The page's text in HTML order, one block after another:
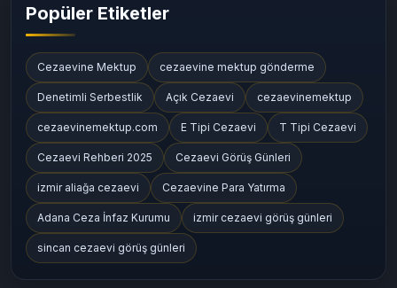
Popüler Etiketler
Cezaevine Mektup cezaevine mektup gönderme
Denetimli Serbestlik Açık Cezaevi cezaevinemektup
cezaevinemektup.com E Tipi Cezaevi T Tipi Cezaevi
Cezaevi Rehberi 2025 Cezaevi Görüş Günleri
izmir aliağa cezaevi Cezaevine Para Yatırma
Adana Ceza İnfaz Kurumu izmir cezaevi görüş günleri
sincan cezaevi görüş günleri